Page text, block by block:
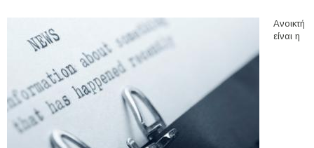
Ανοικτή
είναι η